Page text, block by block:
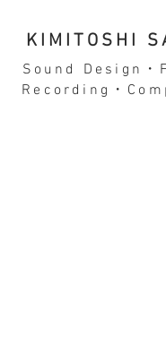
KIMITOSHI
Sound Design・
Recording・